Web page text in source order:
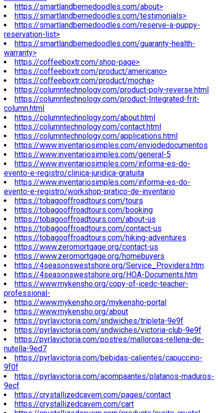
https://smartlandbernedoodles.com/about>
https://smartlandbernedoodles.com/testimonials>
https://smartlandbernedoodles.com/reserve-a-puppy-
reservation-list>
https://smartlandbernedoodles.com/guaranty-health-
warranty>
https://coffeeboxtr.com/shop-page>
https://coffeeboxtr.com/product/americano>
https://coffeeboxtr.com/product/mocha>
https://columntechnology.com/product-poly-reverse.html
https://columntechnology.com/product-Integrated-frit-
column.html
https://columntechnology.com/about.html
https://columntechnology.com/contact.html
https://columntechnology.com/applications.html
https://www.inventariosimples.com/enviodedocumentos
https://www.inventariosimples.com/general-5
https://www.inventariosimples.com/informa-es-do-
evento-e-registro/clinica-juridica-gratuita
https://www.inventariosimples.com/informa-es-do-
evento-e-registro/workshop-pratico-de-inventario
https://tobagooffroadtours.com/tours
https://tobagooffroadtours.com/booking
https://tobagooffroadtours.com/about-us
https://tobagooffroadtours.com/contact-us
https://tobagooffroadtours.com/hiking-adventures
https://www.zeromortgage.org/contact-us
https://www.zeromortgage.org/homebuyers
https://4seasonswestshore.org/Service_Providers.htm
https://4seasonswestshore.org/HOA-Documents.htm
https://www.mykensho.org/copy-of-icedc-teacher-
professional-
https://www.mykensho.org/mykensho-portal
https://www.mykensho.org/about
https://pyrlavictoria.com/sndwiches/tripleta-9e9f
https://pyrlavictoria.com/sndwiches/victoria-club-9e9f
https://pyrlavictoria.com/postres/mallorcas-rellena-de-
nutella-9ed7
https://pyrlavictoria.com/bebidas-calientes/capuccino-
9f0f
https://pyrlavictoria.com/acompaantes/platanos-maduros-
9ecf
https://crystallizedcavern.com/pages/contact
https://crystallizedcavern.com/cart